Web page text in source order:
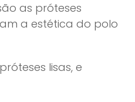
as próteses
a estética do polo
lisas, e